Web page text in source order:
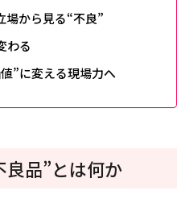
場から見る“不良”
わる
”に変える現場力へ
良品”とは何か